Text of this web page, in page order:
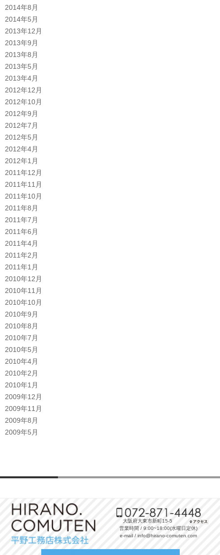
2014年8月
2014年5月
2013年12月
2013年9月
2013年8月
2013年5月
2013年4月
2012年12月
2012年10月
2012年9月
2012年7月
2012年5月
2012年4月
2012年1月
2011年12月
2011年11月
2011年10月
2011年8月
2011年7月
2011年6月
2011年4月
2011年2月
2011年1月
2010年12月
2010年11月
2010年10月
2010年9月
2010年8月
2010年7月
2010年5月
2010年4月
2010年2月
2010年1月
2009年12月
2009年11月
2009年8月
2009年5月
大阪府大東市新町15-5
営業時間 / 9:00~18:00(水曜日定休)
e-mail / info@hirano-comuten.com